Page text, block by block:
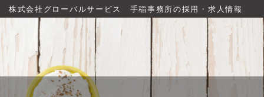
株式会社グローバルサービス 手稲事務所の採用・求人情報